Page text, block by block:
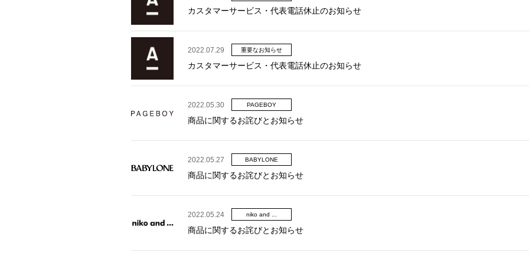
カスタマーサービス・代表電話休止のお知らせ
カスタマーサービス・代表電話休止のお知らせ
2022.07.29 重要なお知らせ
商品に関するお詫びとお知らせ
2022.05.30 PAGEBOY
商品に関するお詫びとお知らせ
2022.05.27 BABYLONE
商品に関するお詫びとお知らせ
2022.05.24 niko and ...